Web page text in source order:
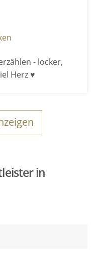
- locker,
Herz ♥
in